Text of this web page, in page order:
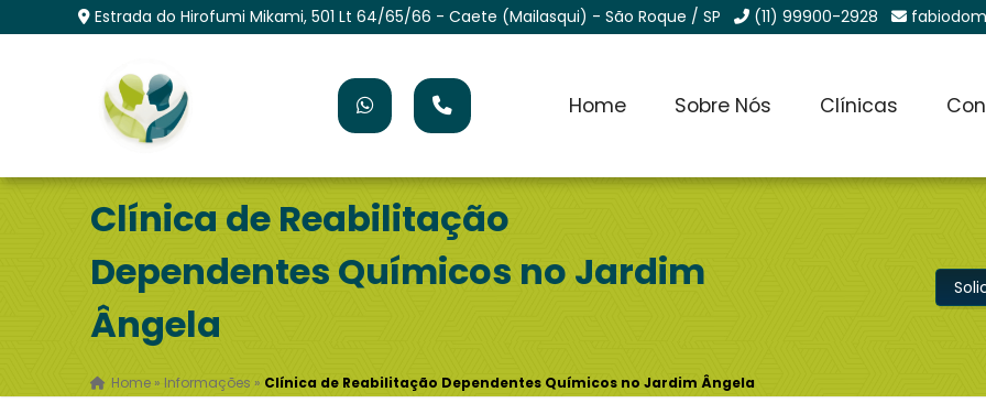
Estrada do Hirofumi Mikami, 501 Lt 64/65/66 - Caete (Mailasqui) - São Roque / SP (11) 99900-2928
Home Sobre Nós Clínicas
Clínica de Reabilitação
Dependentes Químicos no Jardim
Ângela
Home » Informações » Clínica de Reabilitação Dependentes Químicos no Jardim Ângela